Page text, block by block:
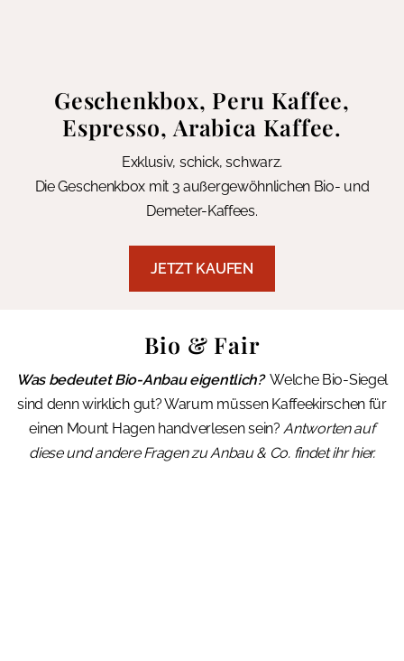
Geschenkbox, Peru Kaffee,
Espresso, Arabica Kaffee.
Exklusiv, schick, schwarz.
Die Geschenkbox mit 3 außergewöhnlichen Bio- und
Demeter-Kaffees.
JETZT KAUFEN
Bio & Fair
Was bedeutet Bio-Anbau eigentlich?Welche Bio-Siegel
sind denn wirklich gut? Warum müssen Kaffeekirschen für
einen Mount Hagen handverlesen sein? Antworten auf
diese und andere Fragen zu Anbau & Co. findet ihr hier.